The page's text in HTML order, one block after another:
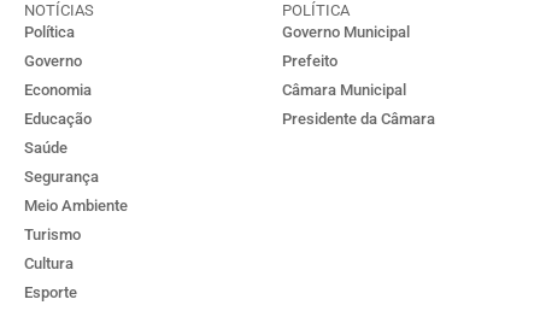
NOTÍCIAS
Política
Governo
Economia
Educação
Saúde
Segurança
Meio Ambiente
Turismo
Cultura
Esporte
POLÍTICA
Governo Municipal
Prefeito
Câmara Municipal
Presidente da Câmara